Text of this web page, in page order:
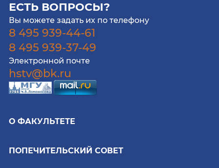
ЕСТЬ ВОПРОСЫ?
Вы можете задать их по телефону
8 495 939-44-61
8 495 939-37-49
Электронной почте
hstv@bk.ru
О ФАКУЛЬТЕТЕ
ПОПЕЧИТЕЛЬСКИЙ СОВЕТ